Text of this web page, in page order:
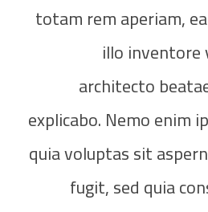
totam rem aperiam,
illo
architecto
explicabo. Nemo enim
quia voluptas sit
fugit, sed quia